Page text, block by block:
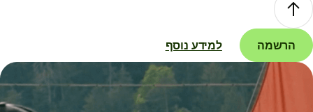
הרשמה למידע נוסף